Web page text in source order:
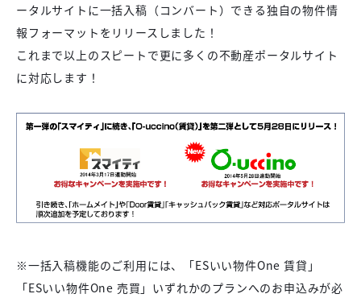
ータルサイトに一括入稿（コンバート）できる独自の物件情
報フォーマットをリリースしました！
これまで以上のスピートで更に多くの不動産ポータルサイト
に対応します！
※一括入稿機能のご利用には、「ESいい物件One 賃貸」
「ESいい物件One 売買」いずれかのプランへのお申込みが必